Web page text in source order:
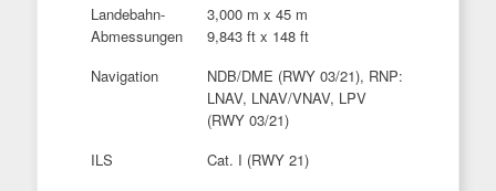
Landebahn-
Abmessungen
3,000 m x 45 m
9,843 ft x 148 ft
Navigation
NDB/DME (RWY 03/21), RNP:
LNAV, LNAV/VNAV, LPV
(RWY 03/21)
ILS
Cat. I (RWY 21)